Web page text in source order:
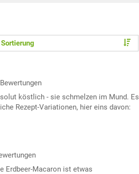
Sortierung
köstlich - sie schmelzen im Mund. Es
Rezept-Variationen, hier eins davon:
Erdbeer-Macaron ist etwas